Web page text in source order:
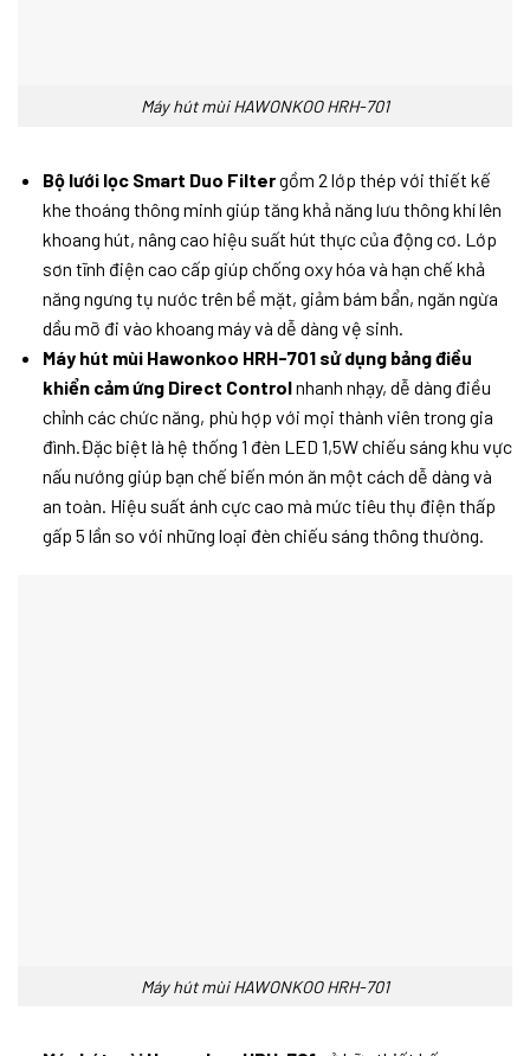
Máy hút mùi HAWONKOO HRH-701
Bộ lưới lọc Smart Duo Filtergồm 2 lớp thép với thiết kế
khe thoáng thông minh giúp tăng khả năng lưu thông khí lên
khoang hút, nâng cao hiệu suất hút thực của động cơ. Lớp
sơn tĩnh điện cao cấp giúp chống oxy hóa và hạn chế khả
năng ngưng tụ nước trên bề mặt, giảm bám bẩn, ngăn ngừa
dầu mỡ đi vào khoang máy và dễ dàng vệ sinh.
Máy hút mùi Hawonkoo HRH-701 sử dụng bảng điều
khiển cảm ứng Direct Controlnhanh nhạy, dễ dàng điều
chỉnh các chức năng, phù hợp với mọi thành viên trong gia
đình.Đặc biệt là hệ thống 1 đèn LED 1,5W chiếu sáng khu vực
nấu nướng giúp bạn chế biến món ăn một cách dễ dàng và
an toàn. Hiệu suất ánh cực cao mà mức tiêu thụ điện thấp
gấp 5 lần so với những loại đèn chiếu sáng thông thường.
Máy hút mùi HAWONKOO HRH-701